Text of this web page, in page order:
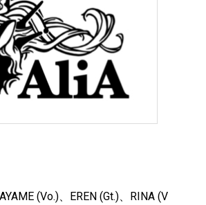
(Vo.)、EREN (Gt.)、RINA (V